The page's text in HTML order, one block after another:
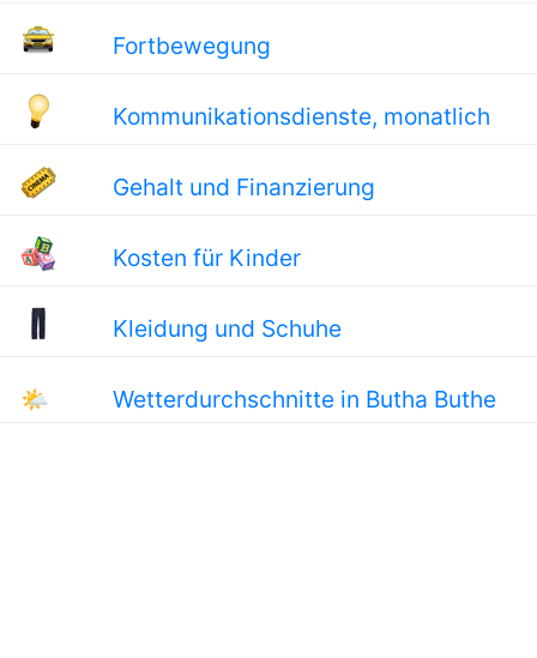
Fortbewegung
Kommunikationsdienste, monatlich
Gehalt und Finanzierung
Kosten für Kinder
Kleidung und Schuhe
🌤 Wetterdurchschnitte in Butha Buthe